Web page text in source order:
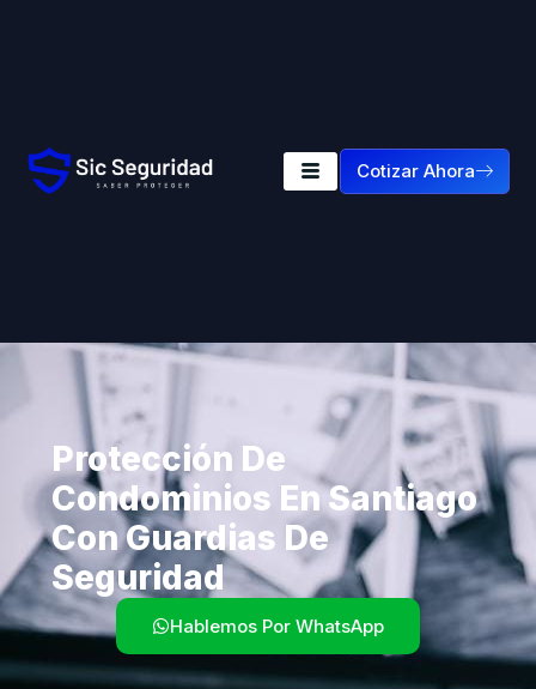
Cotizar Ahora
Protección De
Condominios En Santiago
Con Guardias De
Seguridad
Hablemos Por WhatsApp